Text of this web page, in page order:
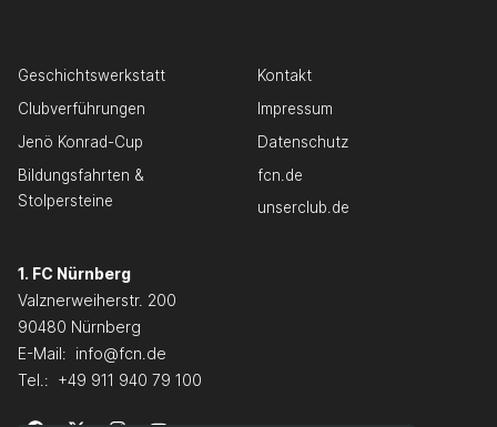
Geschichtswerkstatt
Clubverführungen
Jenö Konrad-Cup
Bildungsfahrten &
Stolpersteine
Kontakt
Impressum
Datenschutz
fcn.de
unserclub.de
1. FC Nürnberg
Valznerweiherstr. 200
90480 Nürnberg
E-Mail: info@fcn.de
Tel.: +49 911 940 79 100